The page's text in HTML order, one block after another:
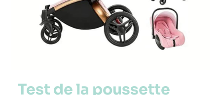
Test de la poussette